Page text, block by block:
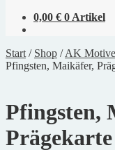
0,00 € 0 Artikel
Start / Shop /AK Motive
Pfingsten, Maikäfer,
Pfingsten,
Prägekarte